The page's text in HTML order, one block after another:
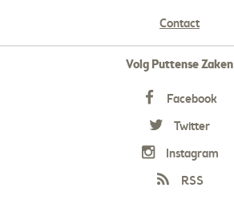
Contact
Volg Puttense Zaken
Facebook
Twitter
Instagram
RSS